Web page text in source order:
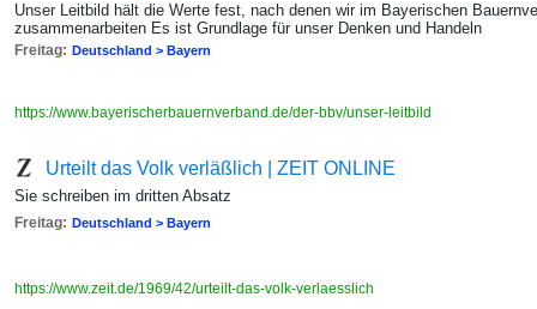
Unser Leitbild hält die Werte fest, nach denen wir im Bayerischen
zusammenarbeiten Es ist Grundlage für unser Denken und Handeln
Freitag: Deutschland > Bayern
https://www.bayerischerbauernverband.de/der-bbv/unser-leitbild
Urteilt das Volk verläßlich | ZEIT ONLINE
Sie schreiben im dritten Absatz
Freitag: Deutschland > Bayern
https://www.zeit.de/1969/42/urteilt-das-volk-verlaesslich